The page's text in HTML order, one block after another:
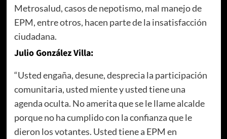
Metrosalud, casos de nepotismo, mal manejo de
EPM, entre otros, hacen parte de la insatisfacción
ciudadana.
Julio González Villa:
“Usted engaña, desune, desprecia la participación
comunitaria, usted miente y usted tiene una
agenda oculta. No amerita que se le llame alcalde
porque no ha cumplido con la confianza que le
dieron los votantes. Usted tiene a EPM en